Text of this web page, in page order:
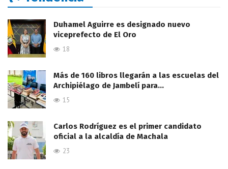
Duhamel Aguirre es designado nuevo
viceprefecto de El Oro
18
Más de 160 libros llegarán a las escuelas del
Archipiélago de Jambelí para…
15
Carlos Rodríguez es el primer candidato
oficial a la alcaldía de Machala
23